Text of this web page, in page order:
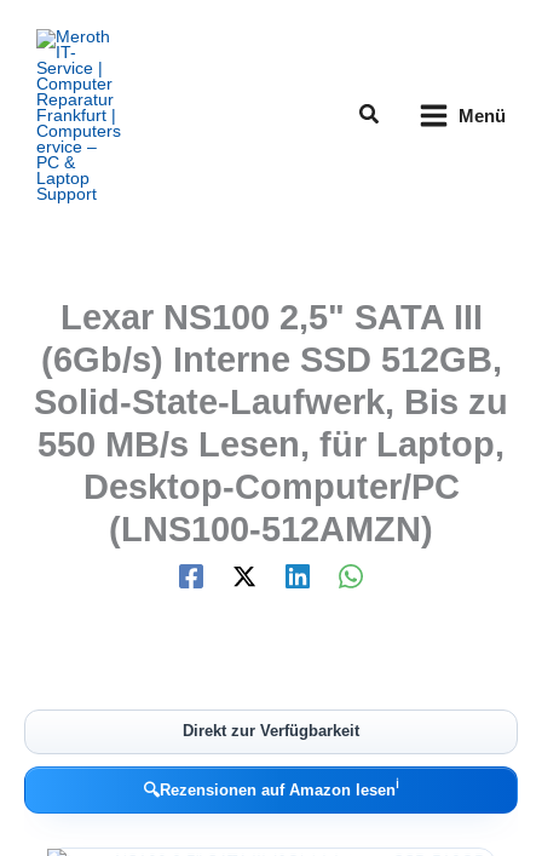
Inhalt
springen
Suchen Menü
Lexar NS100 2,5" SATA III
(6Gb/s) Interne SSD 512GB,
Solid-State-Laufwerk, Bis zu
550 MB/s Lesen, für Laptop,
Desktop-Computer/PC
(LNS100-512AMZN)
Direkt zur Verfügbarkeit
🔍Rezensionen auf Amazon lesenℹ︎